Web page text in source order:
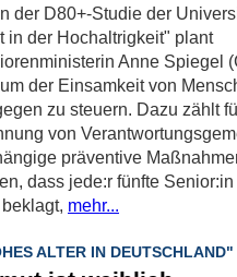
der D80+-Studie der
in der Hochaltrigkeit" plant
Anne Spiegel
der Einsamkeit von
zu steuern. Dazu zählt
von
präventive
dass jede:r fünfte
mehr...
ALTER IN DEUTSCHLAND"